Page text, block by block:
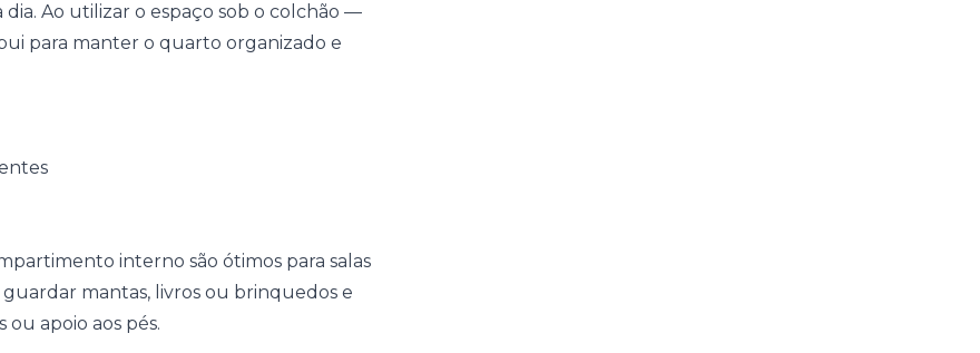
Ao utilizar o espaço sob o colchão —
para manter o quarto organizado e
interno são ótimos para salas
mantas, livros ou brinquedos e
ou apoio aos pés.